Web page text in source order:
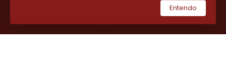
Entendo